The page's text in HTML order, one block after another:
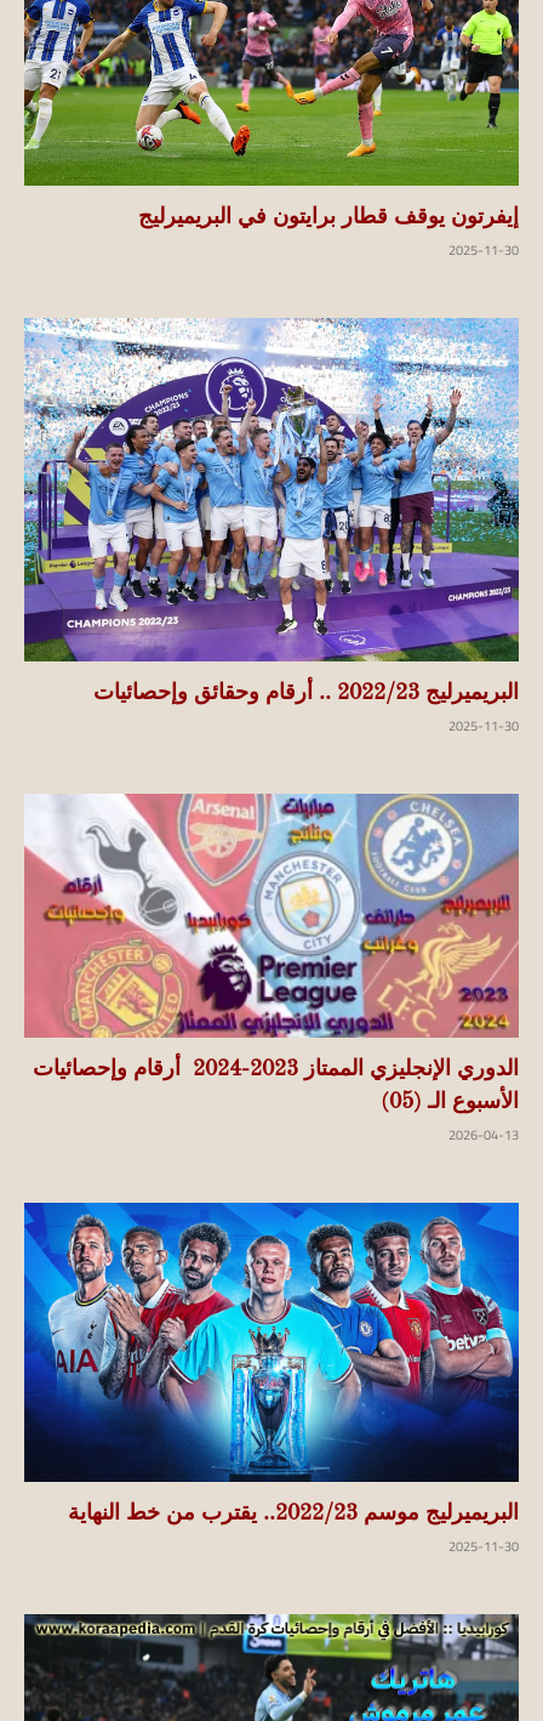
إيفرتون يوقف قطار برايتون في البريميرليج
2025-11-30
البريميرليج 2022/23 .. أرقام وحقائق وإحصائيات
2025-11-30
الدوري الإنجليزي الممتاز 2023-2024 أرقام وإحصائيات
الأسبوع الـ (05)
2026-04-13
البريميرليج موسم 2022/23.. يقترب من خط النهاية
2025-11-30